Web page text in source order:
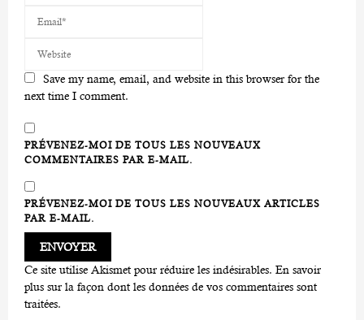
Save my name, email, and website in this browser for the
next time I comment.
PRÉVENEZ-MOI DE TOUS LES NOUVEAUX
COMMENTAIRES PAR E-MAIL.
PRÉVENEZ-MOI DE TOUS LES NOUVEAUX ARTICLES
PAR E-MAIL.
Ce site utilise Akismet pour réduire les indésirables. En savoir
plus sur la façon dont les données de vos commentaires sont
traitées.